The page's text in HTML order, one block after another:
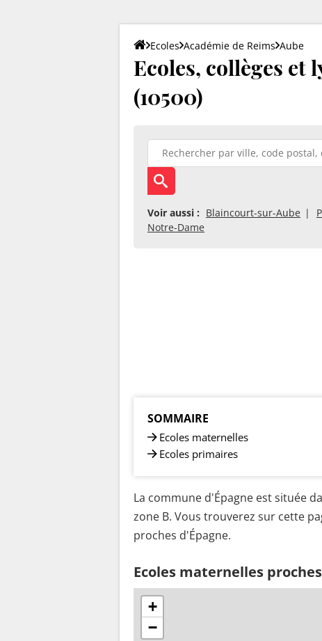
Ecoles Académie de Reims Aube
Ecoles, collèges et
(10500)
Voir aussi : Blaincourt-sur-Aube
Notre-Dame
SOMMAIRE
Ecoles maternelles
Ecoles primaires
La commune d'Épagne est située
zone B. Vous trouverez sur cette
proches d'Épagne.
Ecoles maternelles
+
−